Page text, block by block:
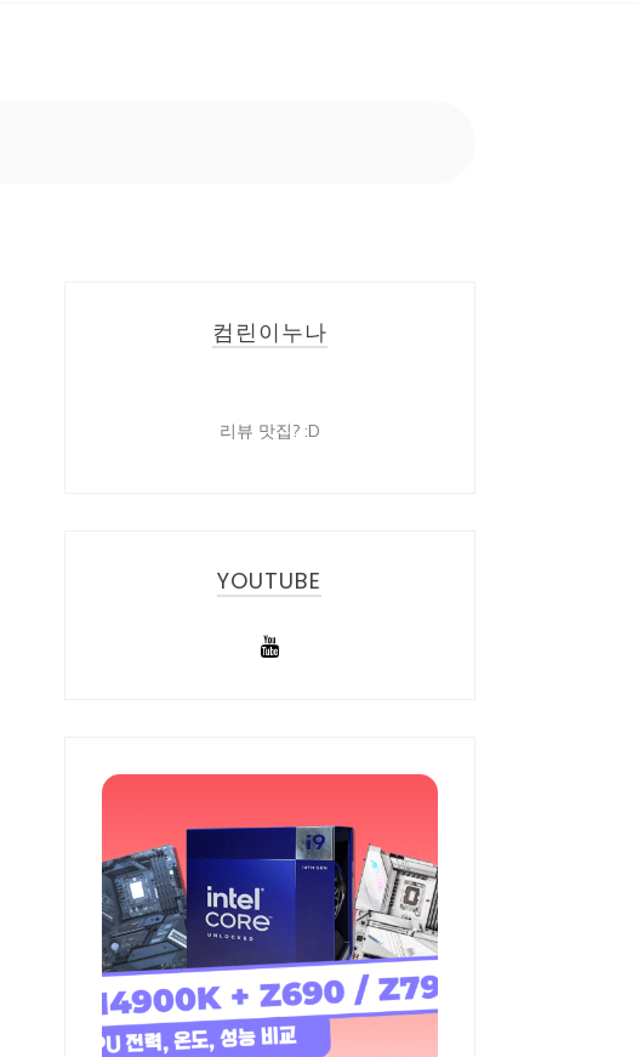
컴린이누나
리뷰 맛집? :D
YOUTUBE